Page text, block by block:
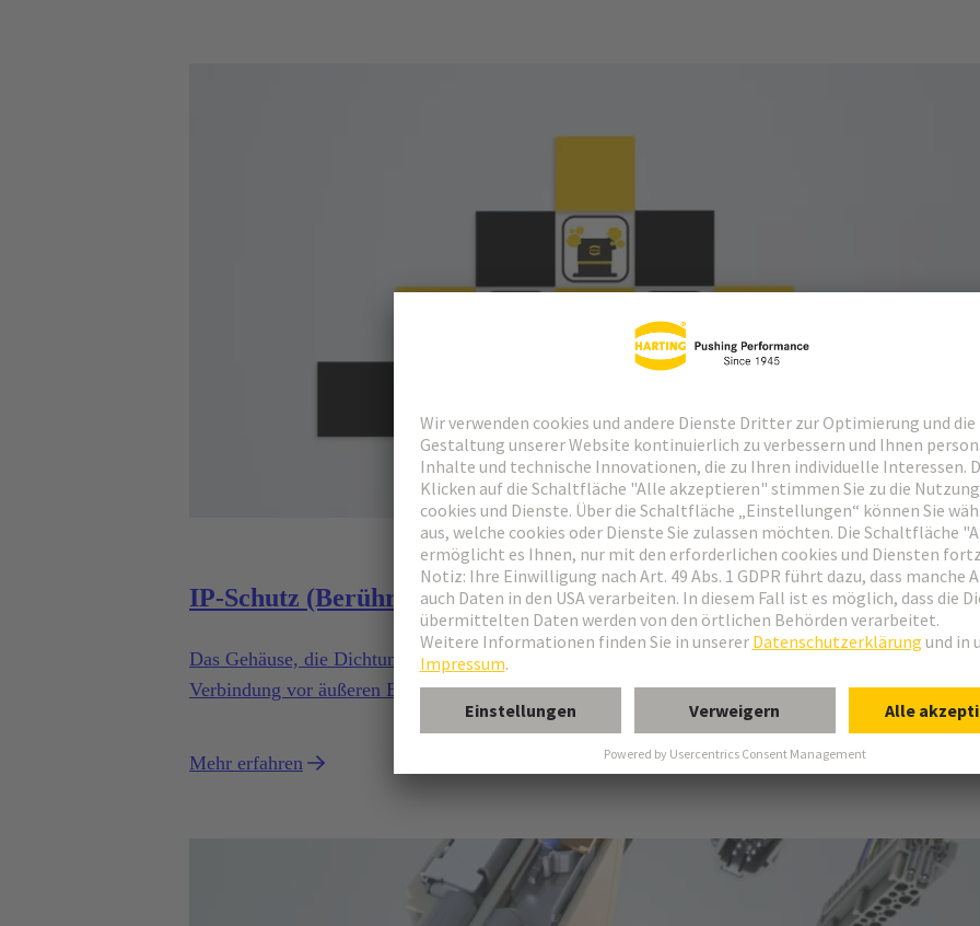
IP-Schutz (Berührungsschutz, Staub, Wasser)
Das Gehäuse, die Dichtung und der Verriegelungsmechanismus des Steckers schützen die
Verbindung vor äußeren Einflüssen wie mechanischen Stößen, Fremdkörpern, Feuchtigkeit, Staub,
Wasser oder anderen Flüssigkeiten.
Mehr erfahren